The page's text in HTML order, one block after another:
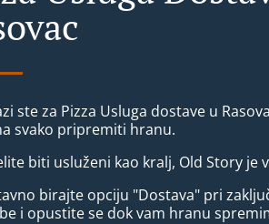
ste za Pizza Usluga dostave u
svako pripremiti hranu.
biti usluženi kao kralj, Old Story je
birajte opciju "Dostava" pri
i opustite se dok vam hranu